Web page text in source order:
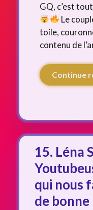
GQ, c’est
Le
toile,
contenu de
Continue
15. Léna
qui nous
de